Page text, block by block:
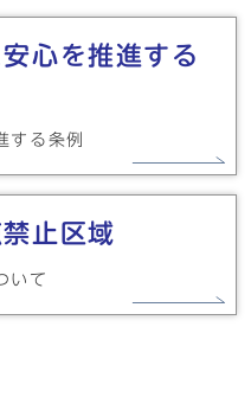
心を推進する
する条例
止区域
いて